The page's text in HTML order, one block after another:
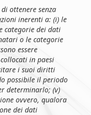
ottenere senza
inerenti a: (i) le
categorie dei dati
o le categorie
essere
in paesi
i suoi diritti
possibile il periodo
determinarlo; (v)
ovvero, qualora
dei dati